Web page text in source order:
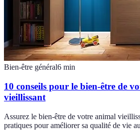
Bien-être général6 min
10 conseils pour le bien-être de
vieillissant
Assurez le bien-être de votre animal
pratiques pour améliorer sa qualité de vie